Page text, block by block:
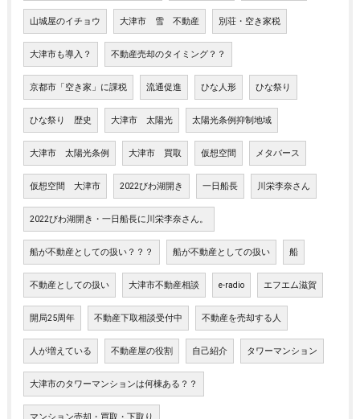
山城屋のイチョウ 大津市 雪 不動産 別荘・空き家税
大津市も導入？ 不動産売却のタイミング？？
京都市「空き家」に課税 流通促進 ひな人形 ひな祭り
ひな祭り 歴史 大津市 太陽光 太陽光条例抑制地域
大津市 太陽光条例 大津市 買取 仮想空間 メタバース
仮想空間 大津市 2022びわ湖開き 一日船長 川栄李奈さん
2022びわ湖開き・一日船長に川栄李奈さん。
船が不動産としての扱い？？？ 船が不動産としての扱い 船
不動産としての扱い 大津市不動産相談 e-radio エフエム滋賀
開局25周年 不動産下取相談受付中 不動産を売却する人
人が増えている 不動産屋の役割 自己紹介 タワーマンション
大津市のタワーマンションは何棟ある？？